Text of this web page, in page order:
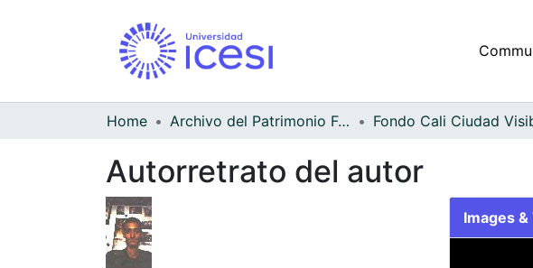
Home Archivo del Patrimonio Fotográfico y Fílmico del Valle del Cauca Fondo Cali Ciudad
Autorretrato del autor
Images